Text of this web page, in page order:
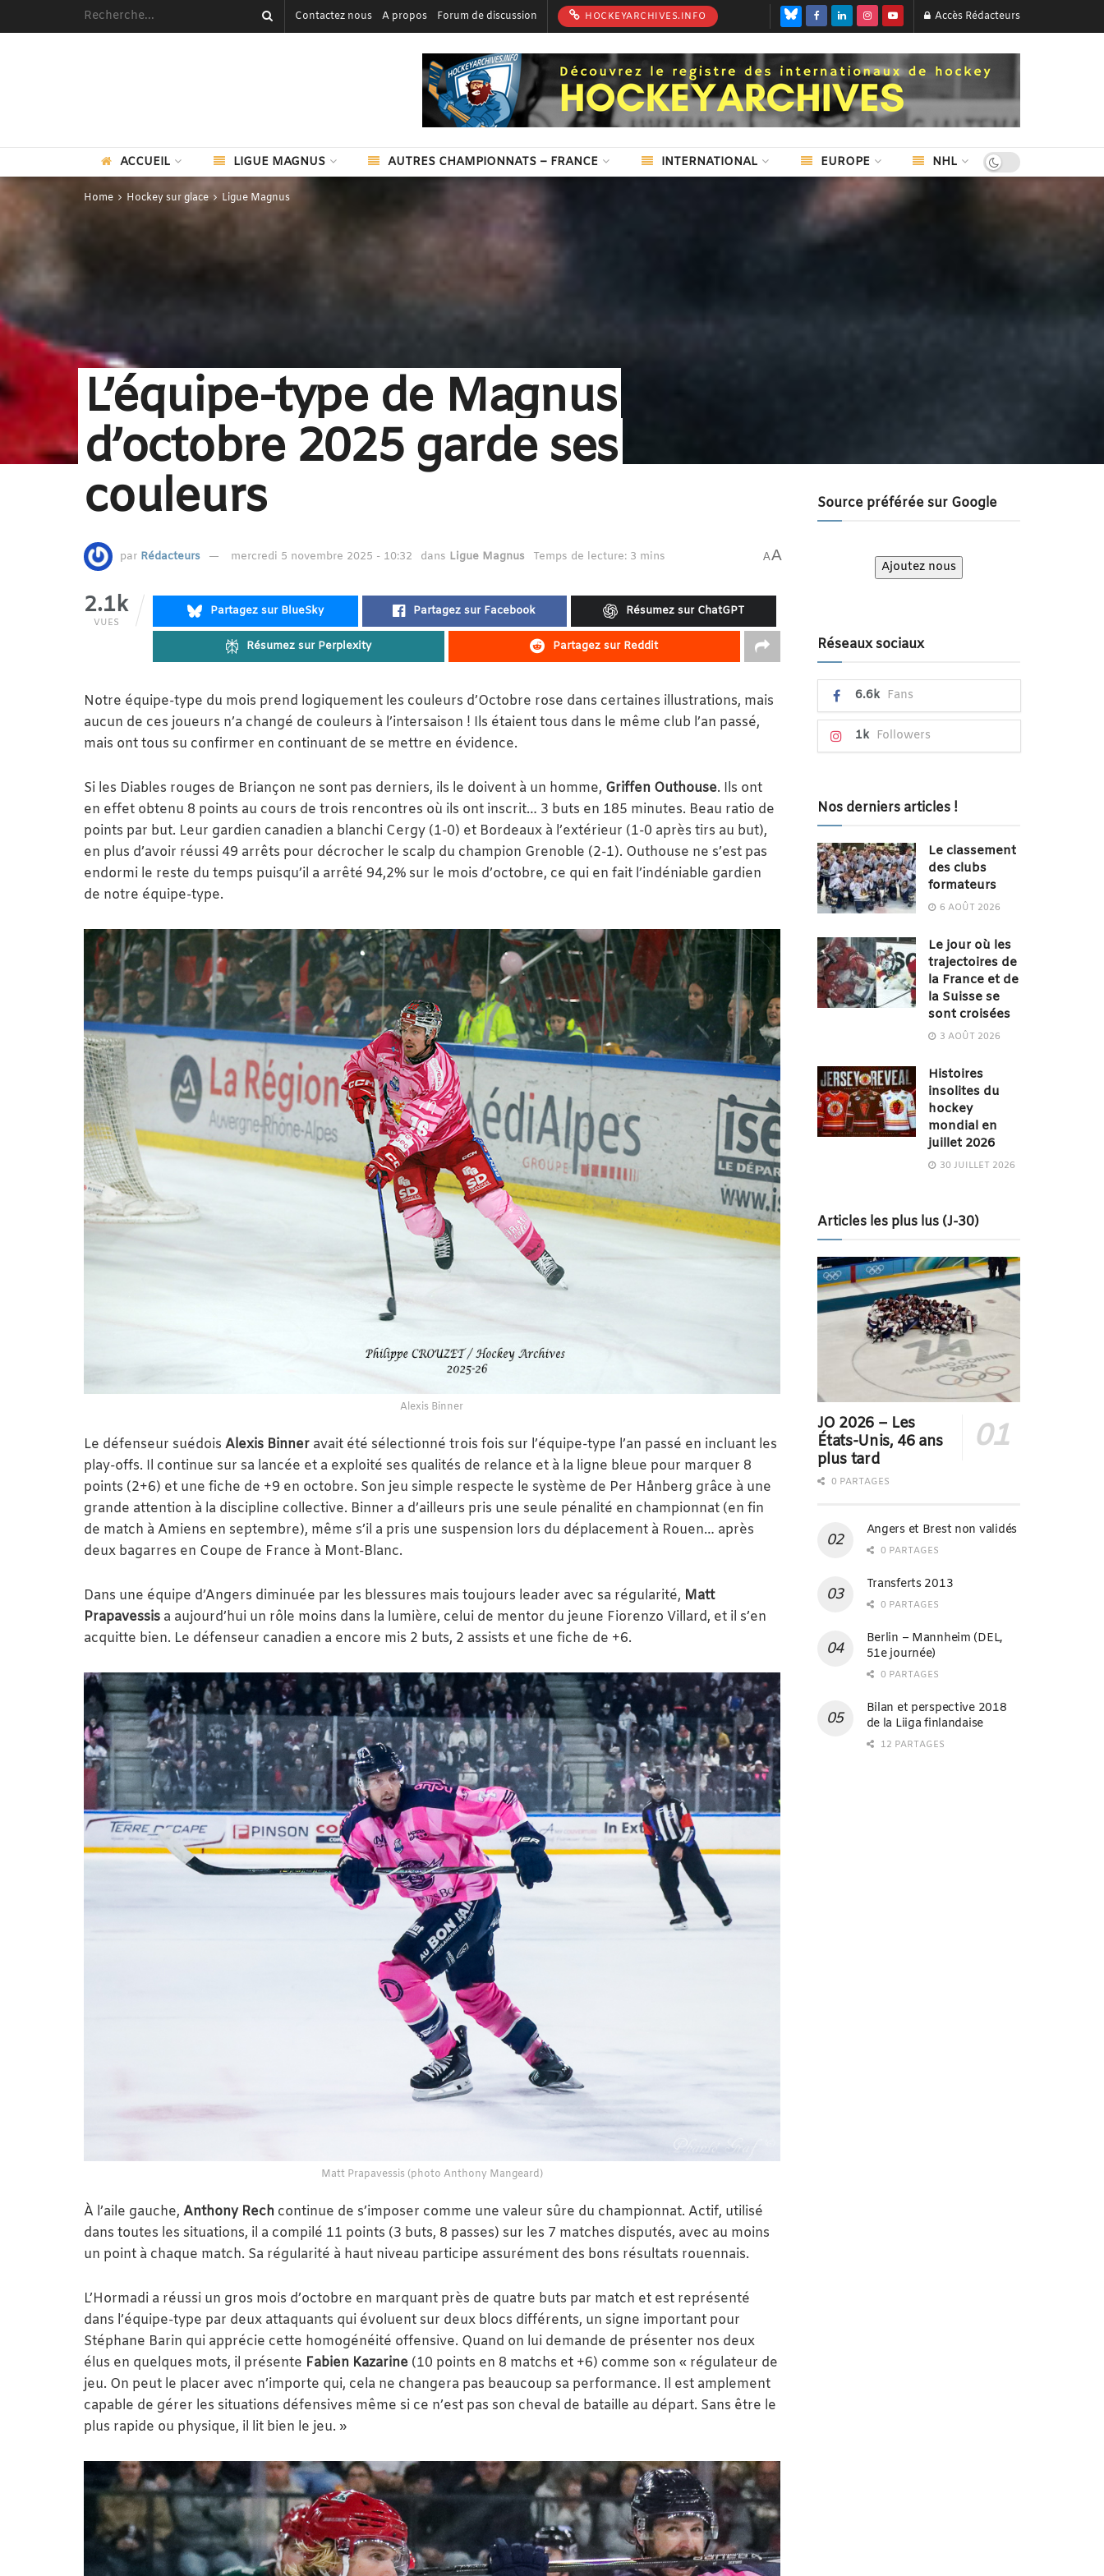
Contactez nous A propos Forum de discussion HOCKEYARCHIVES.INFO Accès Rédacteurs
ACCUEIL LIGUE MAGNUS AUTRES CHAMPIONNATS – FRANCE INTERNATIONAL EUROPE NHL
Home Hockey sur glace Ligue Magnus
L’équipe-type de Magnus
d’octobre 2025 garde ses
couleurs
par Rédacteurs mercredi 5 novembre 2025 - 10:32 dans Ligue Magnus Temps de lecture: 3 mins AA
2.1k
VUES
Partagez sur BlueSky Partagez sur Facebook Résumez sur ChatGPT
Résumez sur Perplexity Partagez sur Reddit
Notre équipe-type du mois prend logiquement les couleurs d’Octobre rose dans certaines illustrations, mais
aucun de ces joueurs n’a changé de couleurs à l’intersaison ! Ils étaient tous dans le même club l’an passé,
mais ont tous su confirmer en continuant de se mettre en évidence.
Si les Diables rouges de Briançon ne sont pas derniers, ils le doivent à un homme, Griffen Outhouse. Ils ont
en effet obtenu 8 points au cours de trois rencontres où ils ont inscrit… 3 buts en 185 minutes. Beau ratio de
points par but. Leur gardien canadien a blanchi Cergy (1-0) et Bordeaux à l’extérieur (1-0 après tirs au but),
en plus d’avoir réussi 49 arrêts pour décrocher le scalp du champion Grenoble (2-1). Outhouse ne s’est pas
endormi le reste du temps puisqu’il a arrêté 94,2% sur le mois d’octobre, ce qui en fait l’indéniable gardien
de notre équipe-type.
Alexis Binner
Le défenseur suédois Alexis Binner avait été sélectionné trois fois sur l’équipe-type l’an passé en incluant les
play-offs. Il continue sur sa lancée et a exploité ses qualités de relance et à la ligne bleue pour marquer 8
points (2+6) et une fiche de +9 en octobre. Son jeu simple respecte le système de Per Hånberg grâce à une
grande attention à la discipline collective. Binner a d’ailleurs pris une seule pénalité en championnat (en fin
de match à Amiens en septembre), même s’il a pris une suspension lors du déplacement à Rouen… après
deux bagarres en Coupe de France à Mont-Blanc.
Dans une équipe d’Angers diminuée par les blessures mais toujours leader avec sa régularité, Matt
Prapavessis a aujourd’hui un rôle moins dans la lumière, celui de mentor du jeune Fiorenzo Villard, et il s’en
acquitte bien. Le défenseur canadien a encore mis 2 buts, 2 assists et une fiche de +6.
Matt Prapavessis (photo Anthony Mangeard)
À l’aile gauche, Anthony Rech continue de s’imposer comme une valeur sûre du championnat. Actif, utilisé
dans toutes les situations, il a compilé 11 points (3 buts, 8 passes) sur les 7 matches disputés, avec au moins
un point à chaque match. Sa régularité à haut niveau participe assurément des bons résultats rouennais.
L’Hormadi a réussi un gros mois d’octobre en marquant près de quatre buts par match et est représenté
dans l’équipe-type par deux attaquants qui évoluent sur deux blocs différents, un signe important pour
Stéphane Barin qui apprécie cette homogénéité offensive. Quand on lui demande de présenter nos deux
élus en quelques mots, il présente Fabien Kazarine (10 points en 8 matchs et +6) comme son « régulateur de
jeu. On peut le placer avec n’importe qui, cela ne changera pas beaucoup sa performance. Il est amplement
capable de gérer les situations défensives même si ce n’est pas son cheval de bataille au départ. Sans être le
plus rapide ou physique, il lit bien le jeu. »
Source préférée sur Google
Ajoutez nous
Réseaux sociaux
6.6k Fans
1k Followers
Nos derniers articles !
Le classement
des clubs
formateurs
6 AOÛT 2026
Le jour où les
trajectoires de
la France et de
la Suisse se
sont croisées
3 AOÛT 2026
Histoires
insolites du
hockey
mondial en
juillet 2026
30 JUILLET 2026
Articles les plus lus (J-30)
JO 2026 – Les
États-Unis, 46 ans
plus tard
0 PARTAGES
Angers et Brest non validés
0 PARTAGES
Transferts 2013
0 PARTAGES
Berlin – Mannheim (DEL,
51e journée)
0 PARTAGES
Bilan et perspective 2018
de la Liiga finlandaise
12 PARTAGES